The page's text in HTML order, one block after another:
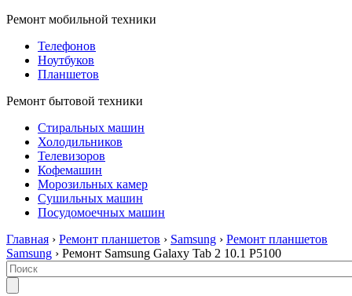
Ремонт мобильной техники
Телефонов
Ноутбуков
Планшетов
Ремонт бытовой техники
Стиральных машин
Холодильников
Телевизоров
Кофемашин
Морозильных камер
Сушильных машин
Посудомоечных машин
Главная › Ремонт планшетов › Samsung › Ремонт планшетов
Samsung › Ремонт Samsung Galaxy Tab 2 10.1 P5100